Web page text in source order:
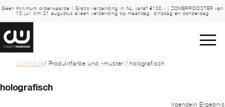
Geen minimum orderwaarde | Gratis verzending in NL vanaf €100,- | ZOMERROOSTER van
10 juli t/m 21 augustus alleen verzending op maandag, dinsdag en donderdag
Startseite/ Produktfarbe und -muster / holografisch
holografisch
Irgendein Ergebnis